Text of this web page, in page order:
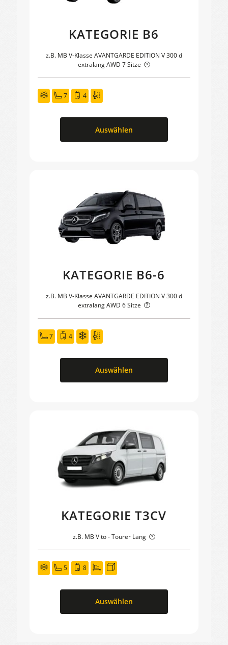
KATEGORIE B6
z.B. MB V-Klasse AVANTGARDE EDITION V 300 d
extralang AWD 7 Sitze
7 4
Auswählen
KATEGORIE B6-6
z.B. MB V-Klasse AVANTGARDE EDITION V 300 d
extralang AWD 6 Sitze
7 4
Auswählen
KATEGORIE T3CV
z.B. MB Vito - Tourer Lang
5 8
Auswählen